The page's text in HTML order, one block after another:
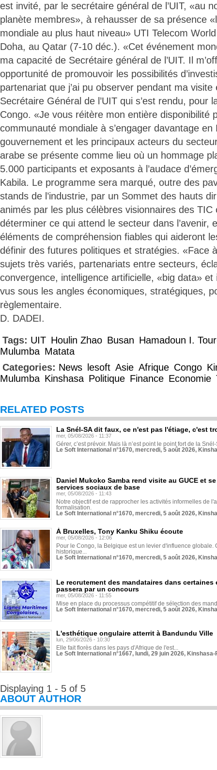
est invité, par le secrétaire général de l’UIT, «au
planète membres», à rehausser de sa présence
mondiale au plus haut niveau» UTI Telecom
Doha, au Qatar (7-10 déc.). «Cet événement
ma capacité de Secrétaire général de l’UIT. Il
opportunité de promouvoir les possibilités
partenariat que j’ai pu observer pendant ma
Secrétaire Général de l’UIT qui s’est rendu, pour
Congo. «Je vous réitère mon entière disponibilité
communauté mondiale à s’engager davantage en
gouvernement et les principaux acteurs du
arabe se présente comme lieu où un hommage
5.000 participants et exposants à l’audace
Kabila. Le programme sera marqué, outre des
stands de l’industrie, par un Sommet des hauts
animés par les plus célèbres visionnaires des TIC
déterminer ce qui attend le secteur dans l’avenir,
éléments de compréhension fiables qui aideront
définir des futures politiques et stratégies. «Face
sujets très variés, partenariats entre secteurs,
convergence, intelligence artificielle, «big data»
vus sous les angles économiques, stratégiques,
règlementaire.
D. DADEI.
Tags: UIT Houlin Zhao Busan Hamadoun I.
Mulumba Matata
Categories: News lesoft Asie Afrique Congo
Mulumba Kinshasa Politique Finance Economie
RELATED POSTS
La Snél-SA dit faux, ce n'est pas l'étiage, c'est
mer, 05/08/2026 - 11:37
Gérer, c’est prévoir. Mais là n’est point le point fort de la
Le Soft International n°1670, mercredi, 5 août 2026,
Daniel Mukoko Samba rend visite au GUCE et
services sociaux de base
mer, 05/08/2026 - 11:43
Notre objectif est de rapprocher les activités informelles de
formalisation.
Le Soft International n°1670, mercredi, 5 août 2026,
À Bruxelles, Tony Kanku Shiku écoute
mer, 05/08/2026 - 12:06
Pour le Congo, la Belgique est un levier d'influence globale.
historique...
Le Soft International n°1670, mercredi, 5 août 2026,
Le recrutement des mandataires dans
passera par un concours
mer, 05/08/2026 - 11:55
Mise en place du processus compétitif de sélection des
Le Soft International n°1670, mercredi, 5 août 2026,
L'esthétique ongulaire atterrit à Bandundu Ville
lun, 29/06/2026 - 10:30
Elle fait florès dans les pays d'Afrique de l'est...
Le Soft International n°1667, lundi, 29 juin 2026,
Displaying 1 - 5 of 5
ABOUT AUTHOR